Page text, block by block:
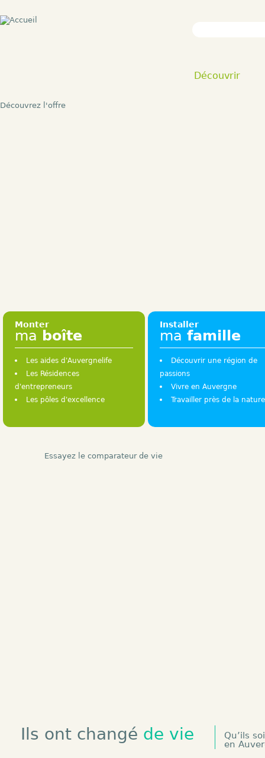
Découvrir
Découvrez l'offre
Monter
ma boîte
Les aides d'Auvergnelife
Les Résidences
d'entrepreneurs
Les pôles d'excellence
Installer
ma famille
Découvrir une région de
passions
Vivre en Auvergne
Travailler près de la nature
Essayez le comparateur de vie
Ils ont changé de vie
Qu’ils
en